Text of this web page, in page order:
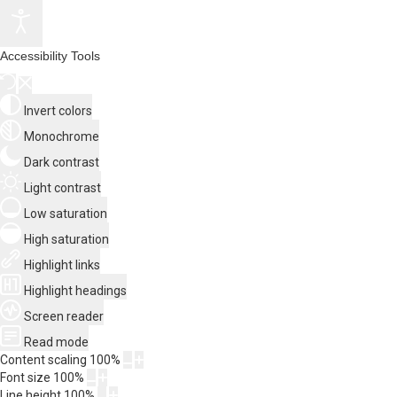
Accessibility Tools
Invert colors
Monochrome
Dark contrast
Light contrast
Low saturation
High saturation
Highlight links
Highlight headings
Screen reader
Read mode
Content scaling 100%
Font size 100%